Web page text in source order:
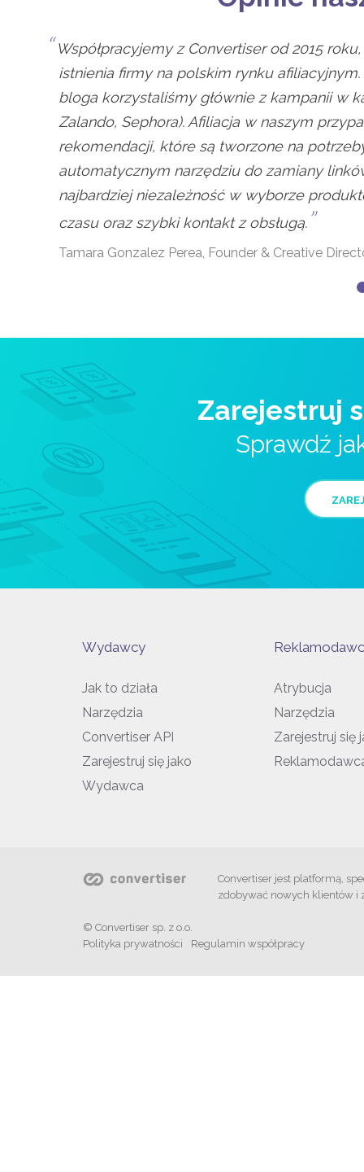
Współpracyjemy z Convertiser od 2015
istnienia firmy na polskim rynku
bloga korzystaliśmy głównie z kampanii w
Zalando, Sephora). Afiliacja w naszym
rekomendacji, które są tworzone na
automatycznym narzędziu do zamiany
najbardziej niezależność w wyborze
czasu oraz szybki kontakt z obsługą.”
Tamara Gonzalez Perea, Founder & Creative
Zarejestruj
Sprawdź
Wydawcy
Jak to działa
Narzędzia
Convertiser API
Zarejestruj się jako
Wydawca
Atrybucja
Narzędzia
Zarejestruj się
Convertiser jest platformą,
zdobywać nowych klientów i
© Convertiser sp. z o.o.
Polityka prywatności
Regulamin współpracy